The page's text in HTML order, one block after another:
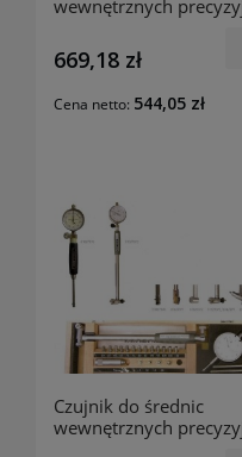
wewnętrznych
Germany
669,18 zł
Cena netto: 544,05 zł
Czujnik do średnic
wewnętrznych